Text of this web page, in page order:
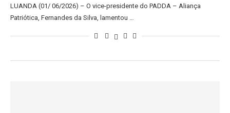
LUANDA (01/ 06/2026) – O vice-presidente do PADDA – Aliança
Patriótica, Fernandes da Silva, lamentou …